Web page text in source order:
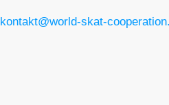
kontakt@world-skat-